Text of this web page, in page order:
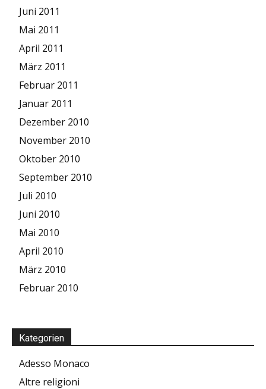
Juni 2011
Mai 2011
April 2011
März 2011
Februar 2011
Januar 2011
Dezember 2010
November 2010
Oktober 2010
September 2010
Juli 2010
Juni 2010
Mai 2010
April 2010
März 2010
Februar 2010
Kategorien
Adesso Monaco
Altre religioni